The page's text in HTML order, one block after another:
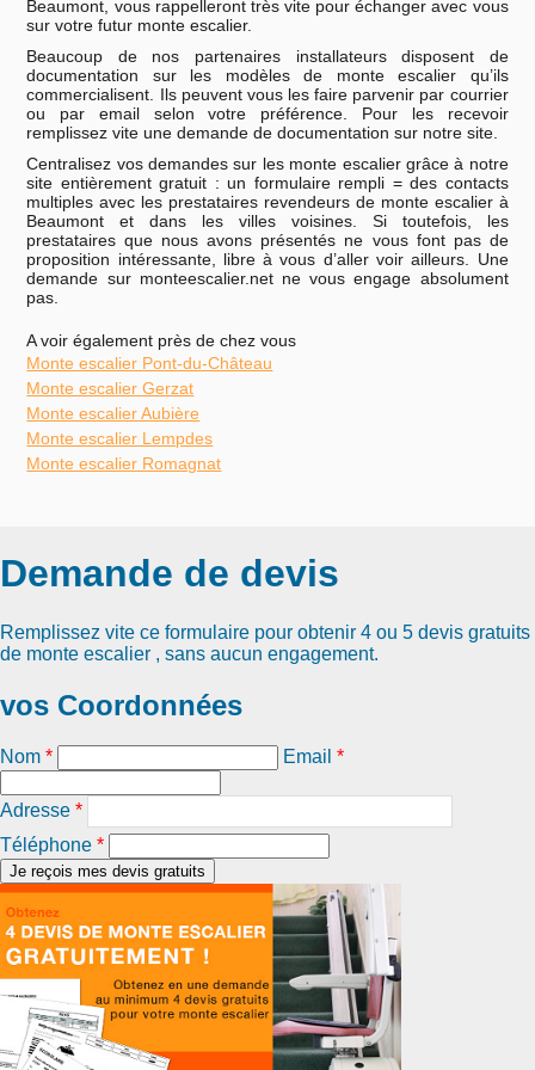
Beaumont, vous rappelleront très vite pour échanger avec vous
sur votre futur monte escalier.
Beaucoup de nos partenaires installateurs disposent de
documentation sur les modèles de monte escalier qu’ils
commercialisent. Ils peuvent vous les faire parvenir par courrier
ou par email selon votre préférence. Pour les recevoir
remplissez vite une demande de documentation sur notre site.
Centralisez vos demandes sur les monte escalier grâce à notre
site entièrement gratuit : un formulaire rempli = des contacts
multiples avec les prestataires revendeurs de monte escalier à
Beaumont et dans les villes voisines. Si toutefois, les
prestataires que nous avons présentés ne vous font pas de
proposition intéressante, libre à vous d’aller voir ailleurs. Une
demande sur monteescalier.net ne vous engage absolument
pas.
A voir également près de chez vous
Monte escalier Pont-du-Château
Monte escalier Gerzat
Monte escalier Aubière
Monte escalier Lempdes
Monte escalier Romagnat
Demande de devis
Remplissez vite ce formulaire pour obtenir 4 ou 5 devis gratuits
de monte escalier , sans aucun engagement.
vos Coordonnées
Nom * Email *
Adresse *
Téléphone *